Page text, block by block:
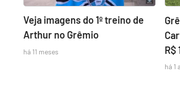
Veja imagens do 1º treino de
Arthur no Grêmio
há 11 meses
R$
há 1